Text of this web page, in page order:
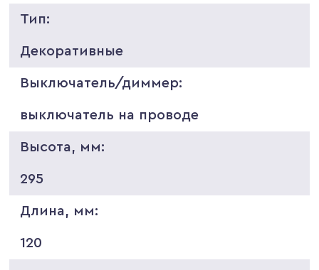
Тип:
Декоративные
Выключатель/диммер:
выключатель на проводе
Высота, мм:
295
Длина, мм:
120